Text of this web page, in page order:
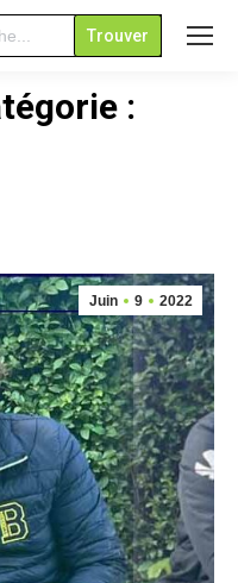
:
Juin 9 2022